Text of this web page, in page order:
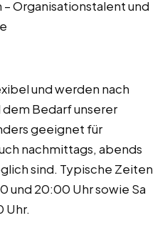
Organisationstalent und
und werden nach
Bedarf unserer
geeignet für
nachmittags, abends
sind. Typische Zeiten
und 20:00 Uhr sowie Sa
Uhr.